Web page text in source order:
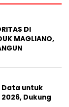
DI
MAGLIANO,
Data untuk
Dukung